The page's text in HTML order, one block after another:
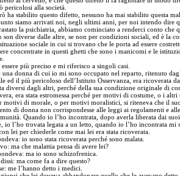
pericolosi alla società.
ha stabilito questo difetto, nessuno ha mai stabilito questa
siamo arrivati noi, negli ultimi anni, per noi intendo dire
la psichiatria, abbiamo cominciato a renderci conto che
son diverse dalle altre, se non per condizioni sociali, ed è la
sociale in cui si trovano che le porta ad essere
concentrate in questi ghetti che sono i manicomi e le
più preciso e mi riferisco a singoli casi.
una donna di cui io mi sono occupato nel reparto, ritenuto
ed il più pericoloso dell’Istituto Osservanza, era ricoverata
diversi dagli altri, perché della sua condizione originale di
era stata estromessa perché per motivi di costume, o i altri
motivi di morale, o per motivi moralistici, si riteneva che il
di donna non corrispondesse alle leggi ai regolamenti e
Quando io l’ho incontrata, dopo averla liberata dai
io l’ho trovata legata a un letto, quando io l’ho incontrata mi
lei per chiederle come mai lei era stata ricoverata.
io sono stata ricoverata perché sono malata.
ma che malattia pensa di avere lei?
ma io sono schizofrenica.
ma come fa a dire questo?
me l’hanno detto i medici.